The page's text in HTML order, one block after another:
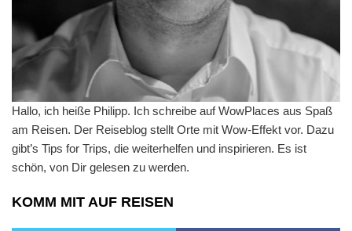
Hallo, ich heiße Philipp. Ich schreibe auf WowPlaces aus Spaß
am Reisen. Der Reiseblog stellt Orte mit Wow-Effekt vor. Dazu
gibt’s Tips for Trips, die weiterhelfen und inspirieren. Es ist
schön, von Dir gelesen zu werden.
KOMM MIT AUF REISEN